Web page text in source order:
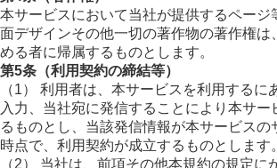
本サービスにおいて当社が提供するページ
面デザインその他一切の著作物の著作権は
める者に帰属するものとします。
第5条（利用契約の締結等）
（1） 利用者は、本サービスを利用するに
入力、当社宛に発信することにより本サー
るものとし、当該発信情報が本サービスの
時点で、利用契約が成立するものとします。
（2） 当社は、前項その他本規約の規定に